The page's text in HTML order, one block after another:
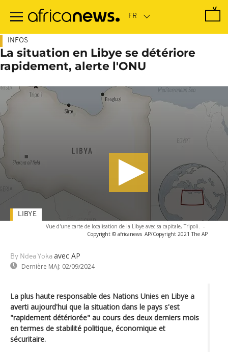
contenu
INFOS
La situation en Libye se détériore
rapidement, alerte l'ONU
Vue d'une carte de localisation de la Libye avec sa capitale, Tripoli. -
Copyright © africanews AP/Copyright 2021 The AP
By Ndea Yoka avec AP
Dernière MAJ: 02/09/2024
LIBYE
La plus haute responsable des Nations Unies en Libye a
averti aujourd'hui que la situation dans le pays s'est
"rapidement détériorée" au cours des deux derniers mois
en termes de stabilité politique, économique et
sécuritaire.